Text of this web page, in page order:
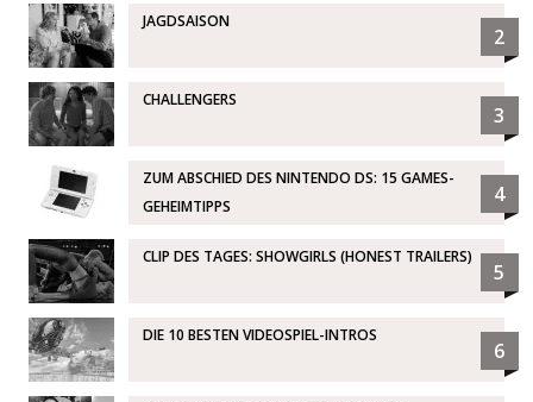
JAGDSAISON
2
CHALLENGERS
3
ZUM ABSCHIED DES NINTENDO DS: 15 GAMES-
GEHEIMTIPPS
4
CLIP DES TAGES: SHOWGIRLS (HONEST TRAILERS)
5
DIE 10 BESTEN VIDEOSPIEL-INTROS
6